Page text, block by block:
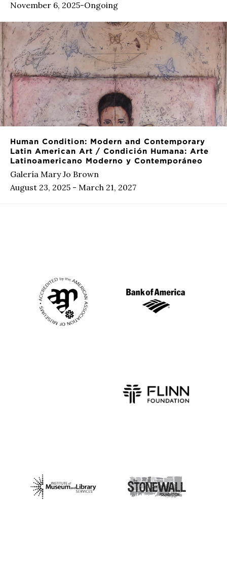
November 6, 2025-Ongoing
Human Condition: Modern and Contemporary
Latin American Art / Condición Humana: Arte
Latinoamericano Moderno y Contemporáneo
Galería Mary Jo Brown
August 23, 2025 - March 21, 2027